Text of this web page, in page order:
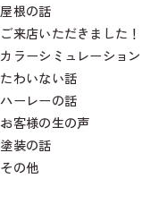
屋根の話
ご来店いただきました！
カラーシミュレーション
たわいない話
ハーレーの話
お客様の生の声
塗装の話
その他